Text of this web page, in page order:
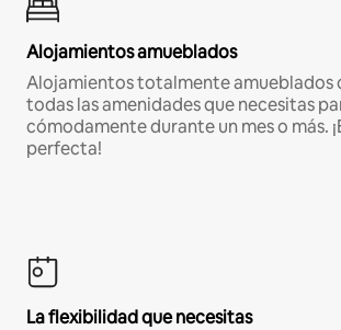
Alojamientos amueblados
Alojamientos totalmente amueblados
todas las amenidades que necesitas
cómodamente durante un mes o más.
perfecta!
La flexibilidad que necesitas